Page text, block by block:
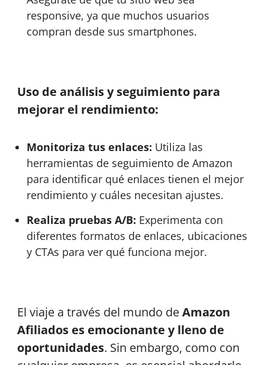
responsive, ya que muchos usuarios
compran desde sus smartphones.
Uso de análisis y seguimiento para
mejorar el rendimiento:
Monitoriza tus enlaces: Utiliza las
herramientas de seguimiento de Amazon
para identificar qué enlaces tienen el mejor
rendimiento y cuáles necesitan ajustes.
Realiza pruebas A/B: Experimenta con
diferentes formatos de enlaces, ubicaciones
y CTAs para ver qué funciona mejor.
El viaje a través del mundo deAmazon
Afiliados es emocionante y lleno de
oportunidades. Sin embargo, como con